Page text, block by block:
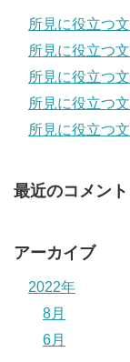
所見に役立
所見に役立
所見に役立
所見に役立
所見に役立
最近のコメント
アーカイブ
2022年
8月
6月